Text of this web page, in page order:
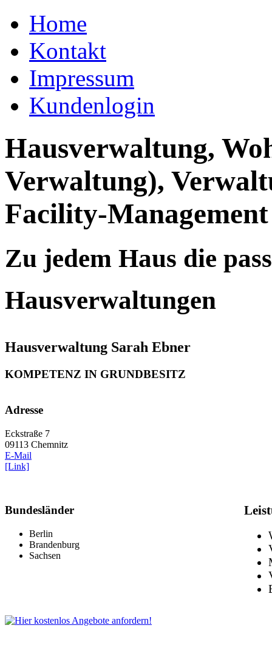
Home
Kontakt
Impressum
Kundenlogin
Hausverwaltung,
Verwaltung),
Facility-Management
Zu jedem Haus die
Hausverwaltungen
Hausverwaltung Sarah Ebner
KOMPETENZ IN GRUNDBESITZ
Adresse
Eckstraße 7
09113 Chemnitz
E-Mail
[Link]
Bundesländer
Berlin
Brandenburg
Sachsen